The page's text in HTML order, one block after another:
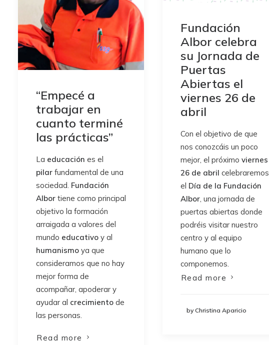
“Empecé a
trabajar en
cuanto terminé
las prácticas”
La educación es el
pilar fundamental de una
sociedad. Fundación
Albor tiene como principal
objetivo la formación
arraigada a valores del
mundo educativo y al
humanismo ya que
consideramos que no hay
mejor forma de
acompañar, apoderar y
ayudar al crecimiento de
las personas.
Read more
Fundación
Albor celebra
su Jornada de
Puertas
Abiertas el
viernes 26 de
abril
Con el objetivo de que
nos conozcáis un poco
mejor, el próximo viernes
26 de abril celebraremos
el Día de la Fundación
Albor, una jornada de
puertas abiertas donde
podréis visitar nuestro
centro y al equipo
humano que lo
componemos.
Read more
by Christina Aparicio